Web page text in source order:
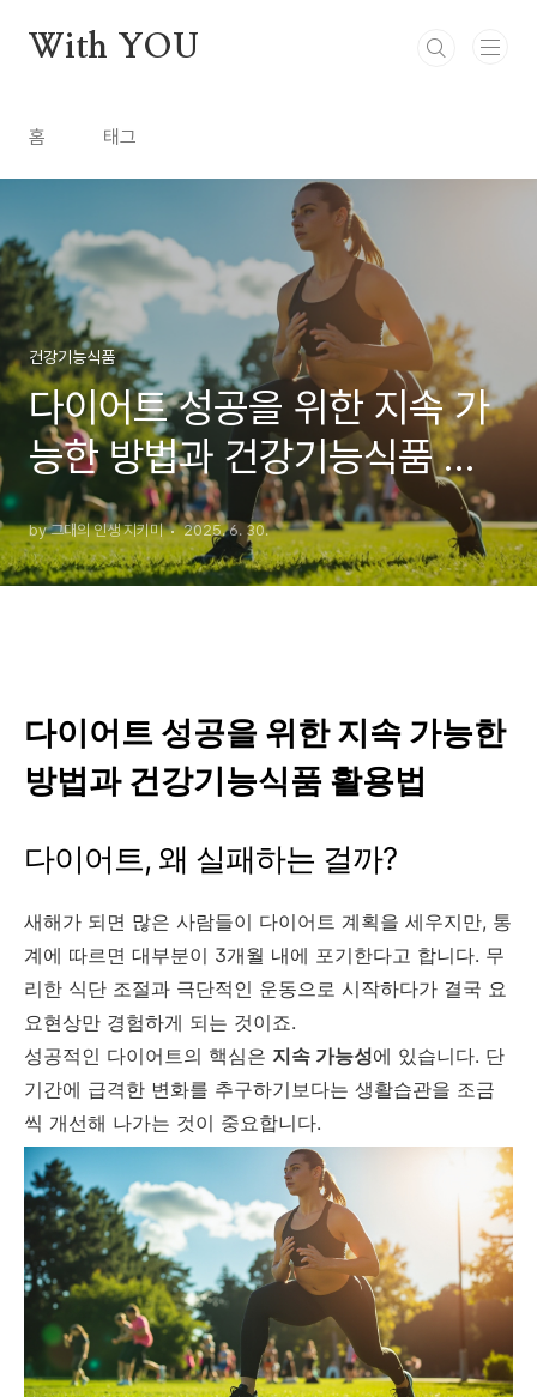
With YOU
홈 태그
건강기능식품
다이어트 성공을 위한 지속 가
능한 방법과 건강기능식품 활
용법
by 그대의 인생 지키미 2025. 6. 30.
다이어트 성공을 위한 지속 가능한
방법과 건강기능식품 활용법
다이어트, 왜 실패하는 걸까?
새해가 되면 많은 사람들이 다이어트 계획을 세우지만, 통
계에 따르면 대부분이 3개월 내에 포기한다고 합니다. 무
리한 식단 조절과 극단적인 운동으로 시작하다가 결국 요
요현상만 경험하게 되는 것이죠.
성공적인 다이어트의 핵심은 지속 가능성에 있습니다. 단
기간에 급격한 변화를 추구하기보다는 생활습관을 조금
씩 개선해 나가는 것이 중요합니다.